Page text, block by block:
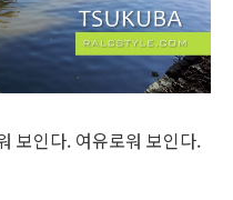
보인다. 여유로워 보인다.